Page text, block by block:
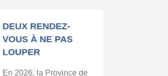
DEUX RENDEZ-
VOUS À NE PAS
LOUPER
En 2026, la Province de